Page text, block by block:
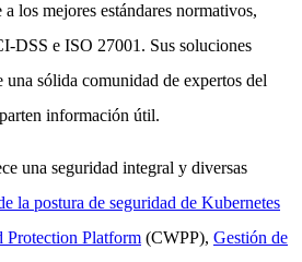
los mejores estándares normativos,
DSS e ISO 27001. Sus soluciones
una sólida comunidad de expertos del
información útil.
una seguridad integral y diversas
la postura de seguridad de Kubernetes
Protection Platform (CWPP), Gestión de